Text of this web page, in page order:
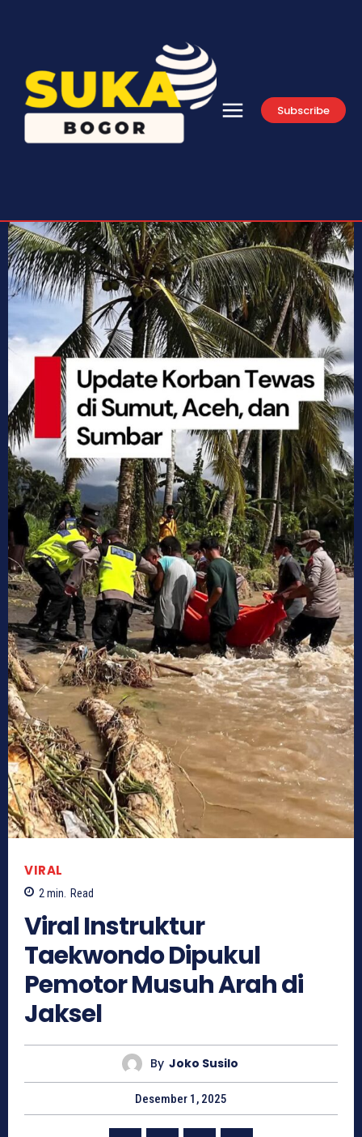
Subscribe
VIRAL
2 min. Read
Viral Instruktur
Taekwondo Dipukul
Pemotor Musuh Arah di
Jaksel
By Joko Susilo
Desember 1, 2025